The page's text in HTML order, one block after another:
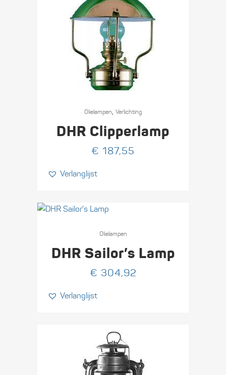
Olie­lampen, Verlichting
DHR Clipperlamp
€ 187,55
Verlanglijst
Olie­lampen
DHR Sailor’s Lamp
€ 304,92
Verlanglijst